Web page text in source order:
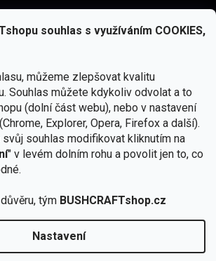
souhlas s využíváním COOKIES,
můžeme zlepšovat kvalitu
Souhlas můžete kdykoliv odvolat a to
(dolní část webu), nebo v nastavení
Explorer, Opera, Firefox a další).
souhlas modifikovat kliknutím na
" v levém dolním rohu a povolit jen to, co
tým BUSHCRAFTshop.cz
Nastavení
osobních údajů
BUSHCRAFTshop.cz. Všechna práva